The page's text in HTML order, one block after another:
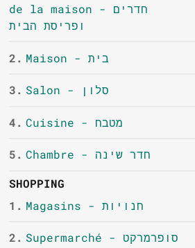
de la maison - חדרים
ופריסת הבית
2. Maison - בית
3. Salon - סלון
4. Cuisine - מטבח
5. Chambre - חדר שינה
SHOPPING
1.
Magasins - חנויות
2. Supermarché - סופרמרקט